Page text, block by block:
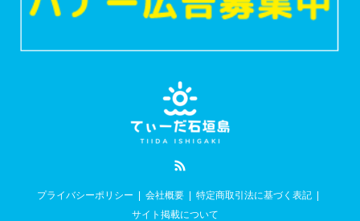
プライバシーポリシー 会社概要
特定商取引法に基づく表記
サイト掲載について